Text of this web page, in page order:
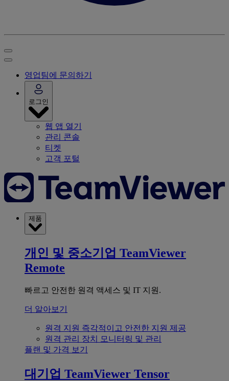
영업팀에 문의하기
로그인
웹 앱 열기
관리 콘솔
티켓
고객 포털
제품
개인 및 중소기업 TeamViewer
Remote
빠르고 안전한 원격 액세스 및 IT 지원.
더 알아보기
원격 지원 즉각적이고 안전한 지원 제공
원격 관리 장치 모니터링 및 관리
플랜 및 가격 보기
대기업 TeamViewer Tensor